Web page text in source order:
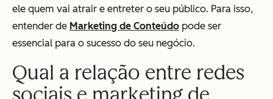
ele quem vai atrair e entreter o seu público. Para isso,
entender de Marketing de Conteúdo pode ser
essencial para o sucesso do seu negócio.
Qual a relação entre redes